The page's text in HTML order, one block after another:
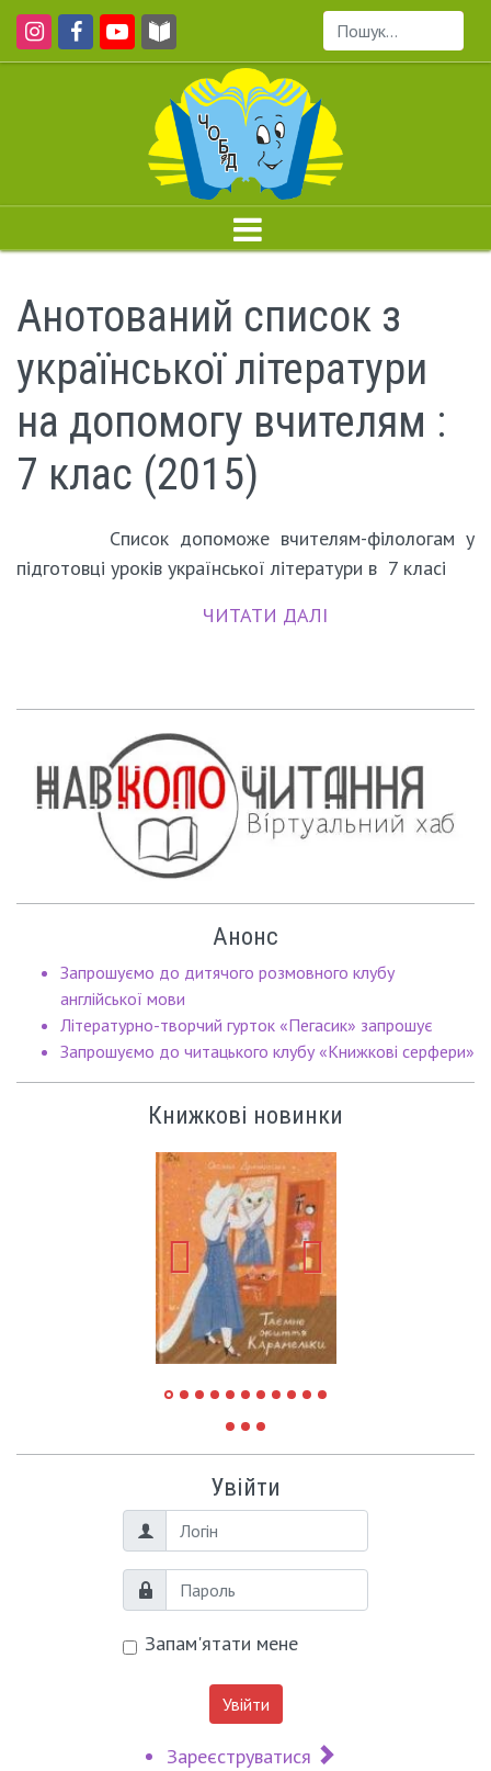
Пошук...
Анотований список з
української літератури
на допомогу вчителям :
7 клас (2015)
Список допоможе вчителям-філологам у
підготовці уроків української літератури в 7 класі
ЧИТАТИ ДАЛІ
Анонс
Запрошуємо до дитячого розмовного клубу
англійської мови
Літературно-творчий гурток «Пегасик» запрошує
Запрошуємо до читацького клубу «Книжкові серфери»
Книжкові новинки
Увійти
Логін
Пароль
Запам'ятати мене
Увійти
Зареєструватися